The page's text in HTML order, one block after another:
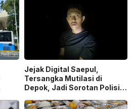
Jejak Digital Saepul,
Tersangka Mutilasi di
Depok, Jadi Sorotan Polisi